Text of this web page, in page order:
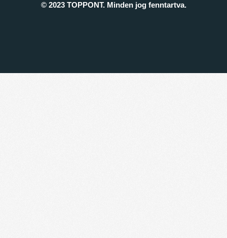
© 2023 TOPPONT. Minden jog fenntartva.